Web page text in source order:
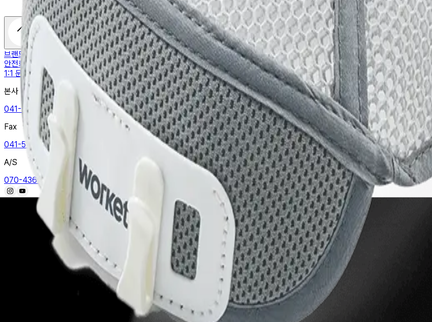
브랜드 소개 신기술 적용 소재오시는 길
안전화안전장화 등산화트레킹화캐주얼화일반용품
1:1 문의자주하는 질문 뉴스룸이벤트
본사
041-532-6570
Fax
041-547-6571
A/S
070-4367-3762
본 사이트의 모든 이미지는 저작권의 보호를 받고 있으며 불법적인 복사와 사용을 불허합니다. 무단 사용시 법적 처벌을 받을 수 있습니다.
COPYRIGHT ⓒ WORKET CO.,LTD. ALL RIGHTS RESERVED.
신기술 적용 소재오시는 길
등산화 트레킹화 캐주얼화
자주하는 질문뉴스룸 이벤트